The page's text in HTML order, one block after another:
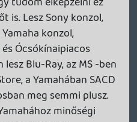
hogy tudják
mi nem pl.:
egy